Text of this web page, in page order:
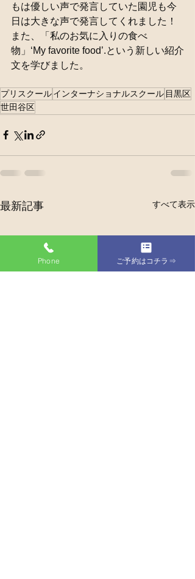
もは優しい声で発言していた園児も今
日は大きな声で発言してくれました！
また、「私のお気に入りの食べ
物」‘My favorite food’.という新しい紹介
文を学びました。
プリスクールインターナショナルスクール 目黒区
世田谷区
最新記事 すべて表示
Phone ご予約はコチラ⇒